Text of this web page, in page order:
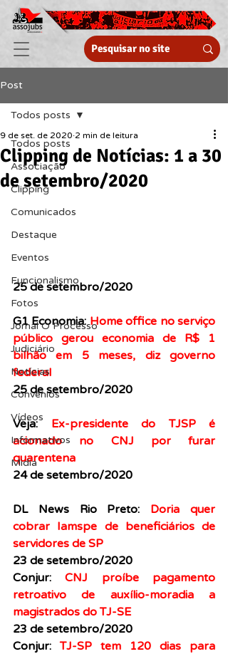
Post
Todos posts
Associação
Clipping
Comunicados
Destaque
Eventos
Funcionalismo
Fotos
Jornal O Processo
Judiciário
Notícias
Convênios
Vídeos
Informativos
Midia
Todos posts
Clipping de Notícias: 1 a 30
de setembro/2020
9 de set. de 2020 2 min de leitura
25 de setembro/2020
G1 Economia: Home office no serviço
público gerou economia de R$ 1
bilhão em 5 meses, diz governo
federal
25 de setembro/2020
Veja:
Ex-presidente do TJSP é
acionado no CNJ por furar
quarentena
24 de setembro/2020
DL News Rio Preto: Doria quer
cobrar Iamspe de beneficiários de
servidores de SP
23 de setembro/2020
Conjur: CNJ proíbe pagamento
retroativo de auxílio-moradia a
magistrados do TJ-SE
23 de setembro/2020
Conjur: TJ-SP tem 120 dias para